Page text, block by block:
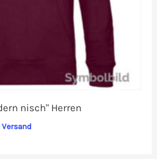
nisch" Herren
Versand